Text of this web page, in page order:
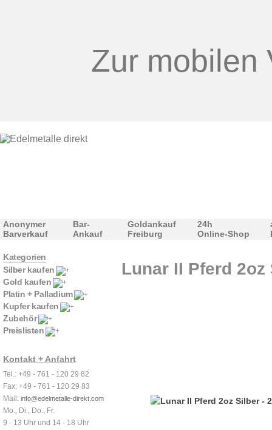
Zur mobilen
Anonymer
Barverkauf
Bar-
Ankauf
Goldankauf
Freiburg
24h
Online-Shop
Kategorien
Silber kaufen
Gold kaufen
Platin + Palladium
Kupfer kaufen
Zubehör
Preislisten
Kontakt + Anfahrt
Tel.: +49 - 761 - 120 29 82
Fax: +49 - 761 - 120 29 83
Mail: info@edelmetalle-direkt.com
Mo., Di., Do., Fr.
9 - 13 Uhr und 14 - 18 Uhr
Lunar II Pferd 2oz